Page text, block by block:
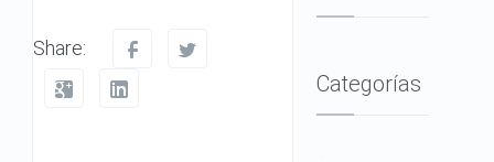
Share:
Categorías